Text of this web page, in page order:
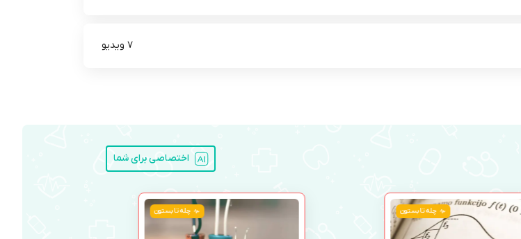
7 ویدیو
اختصاصی برای شما
چله تابستون چله تابستون